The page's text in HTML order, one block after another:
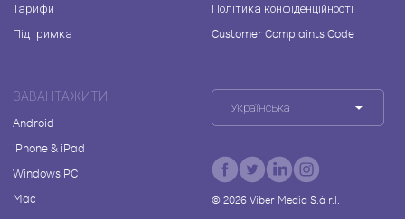
Тарифи
Підтримка
Політика конфіденційності
Customer Complaints Code
ЗАВАНТАЖИТИ
Android
iPhone & iPad
Windows PC
Mac
Українська
© 2026Viber Media S.à r.l.